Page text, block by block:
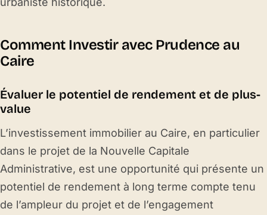
Comment Investir avec Prudence au
Caire
Évaluer le potentiel de rendement et de plus-
value
L’investissement immobilier au Caire, en particulier
dans le projet de la Nouvelle Capitale
Administrative, est une opportunité qui présente un
potentiel de rendement à long terme compte tenu
de l’ampleur du projet et de l’engagement